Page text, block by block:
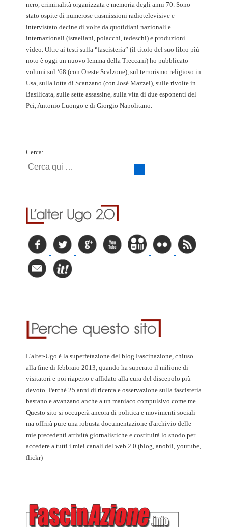
nero, criminalità organizzata e memoria degli anni 70. Sono
stato ospite di numerose trasmissioni radiotelevisive e
intervistato decine di volte da quotidiani nazionali e
internazionali (israeliani, polacchi, tedeschi) e produzioni
video. Oltre ai testi sulla “fascisteria” (il titolo del suo libro più
noto è oggi un nuovo lemma della Treccani) ho pubblicato
volumi sul ‘68 (con Oreste Scalzone), sul terrorismo religioso in
Usa, sulla lotta di Scanzano (con José Mazzei), sulle rivolte in
Basilicata, sulle sette assassine, sulla vita di due esponenti del
Pci, Antonio Luongo e di Giorgio Napolitano.
Cerca:
L'alter-Ugo è la superfetazione del blog Fascinazione, chiuso
alla fine di febbraio 2013, quando ha superato il milione di
visitatori e poi riaperto e affidato alla cura del discepolo più
devoto. Perché 25 anni di ricerca e osservazione sulla fascisteria
bastano e avanzano anche a un maniaco compulsivo come me.
Questo sito si occuperà ancora di politica e movimenti sociali
ma offrirà pure una robusta documentazione d'archivio delle
mie precedenti attività giornalistiche e costituirà lo snodo per
accedere a tutti i miei canali del web 2.0 (blog, anobii, youtube,
flickr)